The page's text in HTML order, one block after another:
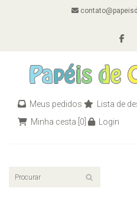
Meus pedidos Lista de
Minha cesta [0] Login